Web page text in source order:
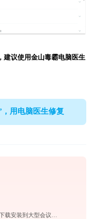
建议使用金山毒霸电脑医生
用电脑医生修复